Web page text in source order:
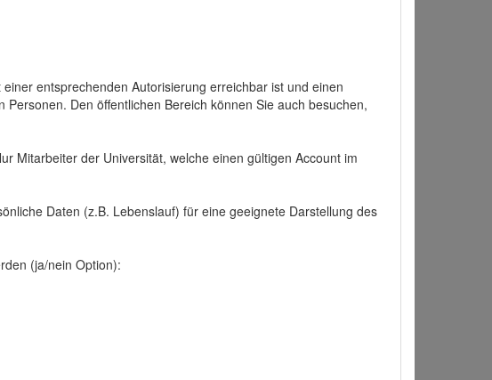
entsprechenden Autorisierung erreichbar ist und einen
Den öffentlichen Bereich können Sie auch besuchen,
Mitarbeiter der Universität, welche einen gültigen Account im
Daten (z.B. Lebenslauf) für eine geeignete Darstellung des
(ja/nein Option):